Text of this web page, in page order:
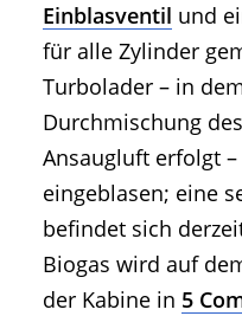
Einblasventil und
für alle Zylinder
Turbolader – in
Durchmischung
Ansaugluft erfolgt
eingeblasen; eine
befindet sich
Biogas wird auf
der Kabine in 5